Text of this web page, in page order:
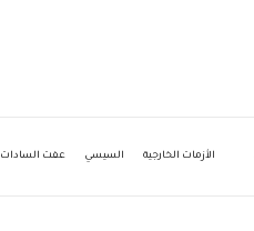
الأزمات الخارجية السيسي عفت السادات